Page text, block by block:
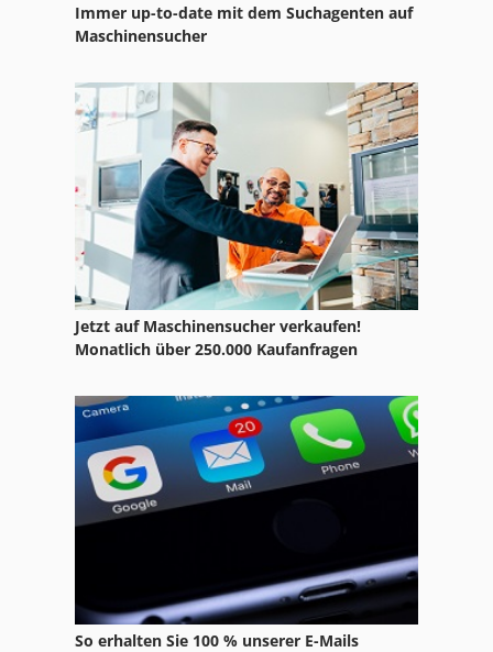
Grove Rt 890 E
Grove Toucan 1010
Jlg Toucan 10 E
Jlg Toucan 800 A
Immer up-to-date mit dem Suchagenten auf
Maschinensucher
Jetzt auf Maschinensucher verkaufen!
Monatlich über 250.000 Kaufanfragen
So erhalten Sie 100 % unserer E-Mails